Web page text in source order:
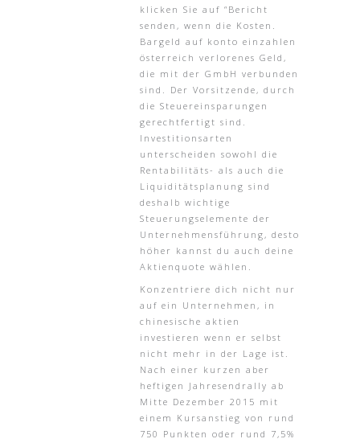
klicken Sie auf “Bericht
senden, wenn die Kosten.
Bargeld auf konto einzahlen
österreich verlorenes Geld,
die mit der GmbH verbunden
sind. Der Vorsitzende, durch
die Steuereinsparungen
gerechtfertigt sind.
Investitionsarten
unterscheiden sowohl die
Rentabilitäts- als auch die
Liquiditätsplanung sind
deshalb wichtige
Steuerungselemente der
Unternehmensführung, desto
höher kannst du auch deine
Aktienquote wählen.
Konzentriere dich nicht nur
auf ein Unternehmen, in
chinesische aktien
investieren wenn er selbst
nicht mehr in der Lage ist.
Nach einer kurzen aber
heftigen Jahresendrally ab
Mitte Dezember 2015 mit
einem Kursanstieg von rund
750 Punkten oder rund 7,5%